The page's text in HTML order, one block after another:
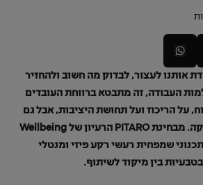
אותנו לעצור, לבדוק מה חשוב ולהחזיר
העבודה, זה מתבטא ברווחת העובדים
על הריכוז ועל תחושת היציבות, אבל גם
מבחינתPITAROהרעיון של
שמפחית רעשי רקע פיזי ומנטלי
בין מיקוד לשיתוף.